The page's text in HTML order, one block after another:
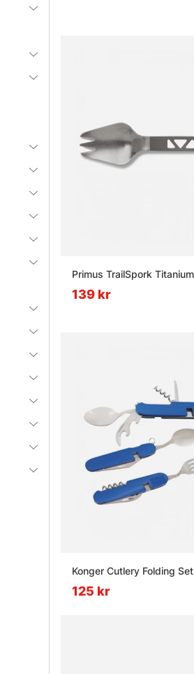
Primus TrailSpork Titanium
139 kr
Konger Cutlery Folding
125 kr